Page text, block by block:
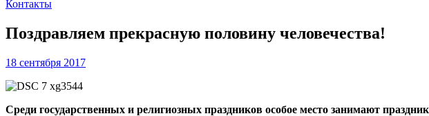
Контакты
Поздравляем прекрасную половину человечества!
18 сентября 2017
Среди государственных и религиозных праздников особое место занимают